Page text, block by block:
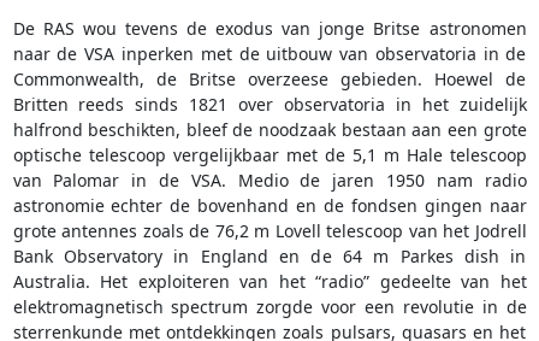
De RAS wou tevens de exodus van jonge Britse astronomen
naar de VSA inperken met de uitbouw van observatoria in de
Commonwealth, de Britse overzeese gebieden. Hoewel de
Britten reeds sinds 1821 over observatoria in het zuidelijk
halfrond beschikten, bleef de noodzaak bestaan aan een grote
optische telescoop vergelijkbaar met de 5,1 m Hale telescoop
van Palomar in de VSA. Medio de jaren 1950 nam radio
astronomie echter de bovenhand en de fondsen gingen naar
grote antennes zoals de 76,2 m Lovell telescoop van het Jodrell
Bank Observatory in England en de 64 m Parkes dish in
Australia. Het exploiteren van het “radio” gedeelte van het
elektromagnetisch spectrum zorgde voor een revolutie in de
sterrenkunde met ontdekkingen zoals pulsars, quasars en het